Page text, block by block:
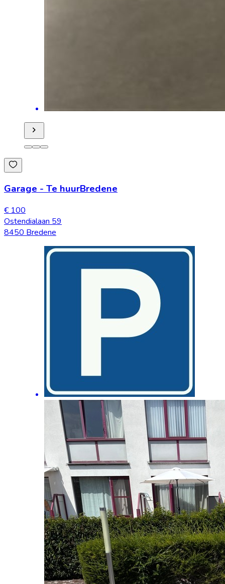
Garage - Te huurBredene
€ 100
Ostendialaan 59
8450 Bredene